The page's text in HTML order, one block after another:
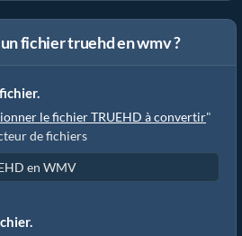
fichier truehd en wmv ?
le fichier TRUEHD à convertir"
de fichiers